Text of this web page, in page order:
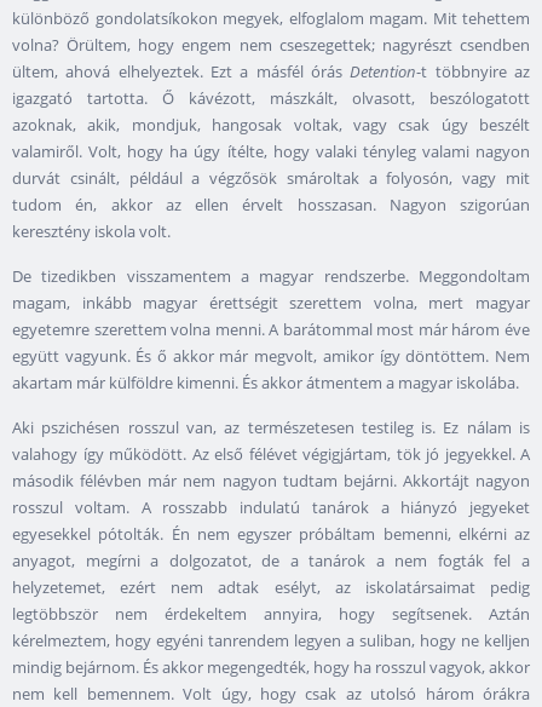
különböző gondolatsíkokon megyek, elfoglalom magam. Mit tehettem
volna? Örültem, hogy engem nem cseszegettek; nagyrészt csendben
ültem, ahová elhelyeztek. Ezt a másfél órásDetention-t többnyire az
igazgató tartotta. Ő kávézott, mászkált, olvasott, beszólogatott
azoknak, akik, mondjuk, hangosak voltak, vagy csak úgy beszélt
valamiről. Volt, hogy ha úgy ítélte, hogy valaki tényleg valami nagyon
durvát csinált, például a végzősök smároltak a folyosón, vagy mit
tudom én, akkor az ellen érvelt hosszasan. Nagyon szigorúan
keresztény iskola volt.
De tizedikben visszamentem a magyar rendszerbe. Meggondoltam
magam, inkább magyar érettségit szerettem volna, mert magyar
egyetemre szerettem volna menni. A barátommal most már három éve
együtt vagyunk. És ő akkor már megvolt, amikor így döntöttem. Nem
akartam már külföldre kimenni. És akkor átmentem a magyar iskolába.
Aki pszichésen rosszul van, az természetesen testileg is. Ez nálam is
valahogy így működött. Az első félévet végigjártam, tök jó jegyekkel. A
második félévben már nem nagyon tudtam bejárni. Akkortájt nagyon
rosszul voltam. A rosszabb indulatú tanárok a hiányzó jegyeket
egyesekkel pótolták. Én nem egyszer próbáltam bemenni, elkérni az
anyagot, megírni a dolgozatot, de a tanárok a nem fogták fel a
helyzetemet, ezért nem adtak esélyt, az iskolatársaimat pedig
legtöbbször nem érdekeltem annyira, hogy segítsenek. Aztán
kérelmeztem, hogy egyéni tanrendem legyen a suliban, hogy ne kelljen
mindig bejárnom. És akkor megengedték, hogy ha rosszul vagyok, akkor
nem kell bemennem. Volt úgy, hogy csak az utolsó három órákra